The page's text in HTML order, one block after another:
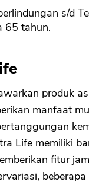
s/d
65 tahun.
produk
manfaat
Life memiliki
fitur